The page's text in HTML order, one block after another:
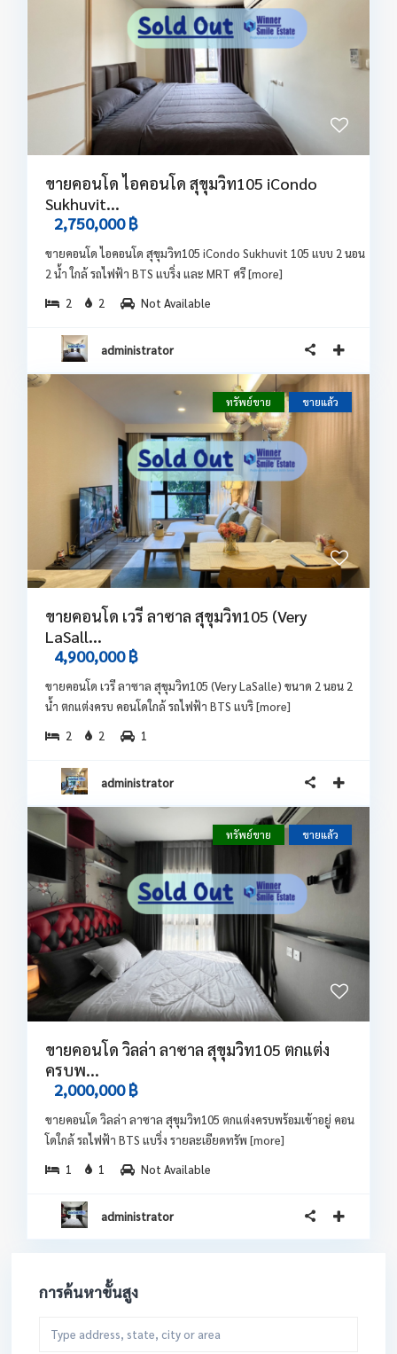
ขายคอนโด ไอคอนโด สุขุมวิท105 iCondo
Sukhuvit...
2,750,000 ฿
ขายคอนโด ไอคอนโด สุขุมวิท105 iCondo Sukhuvit 105 แบบ 2 นอน
2 น้ำ ใกล้ รถไฟฟ้า BTS แบริ่ง และ MRT ศรี[more]
2
2 Not Available
administrator
ทรัพย์ขาย ขายแล้ว
ขายคอนโด เวรี ลาซาล สุขุมวิท105 (Very
LaSall...
4,900,000 ฿
ขายคอนโด เวรี ลาซาล สุขุมวิท105 (Very LaSalle) ขนาด 2 นอน 2
น้ำ ตกแต่งครบ คอนโดใกล้ รถไฟฟ้า BTS แบริ[more]
2
2 1
administrator
ทรัพย์ขาย ขายแล้ว
ขายคอนโด วิลล่า ลาซาล สุขุมวิท105 ตกแต่ง
ครบพ...
2,000,000 ฿
ขายคอนโด วิลล่า ลาซาล สุขุมวิท105 ตกแต่งครบพร้อมเข้าอยู่ คอน
โดใกล้ รถไฟฟ้า BTS แบริ่ง รายละเอียดทรัพ [more]
1
1 Not Available
administrator
การค้นหาขั้นสูง